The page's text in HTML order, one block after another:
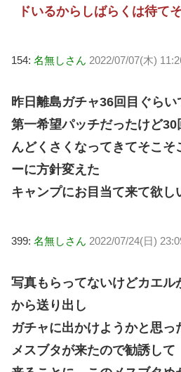
ドいるからしばらくは待て
154: 名無しさん 2022/07/07(木)
昨日離島ガチャ36回目ぐら
第一希望パッチだったけど
んどくさくなってきてそこそ
ーに方針変えた
キャンプにお目当て来て欲し
399: 名無しさん 2022/07/24(日)
写真もらってないけどカエル
から送り出し
ガチャに出かけようかと思っ
メスブタが来たので勧誘して